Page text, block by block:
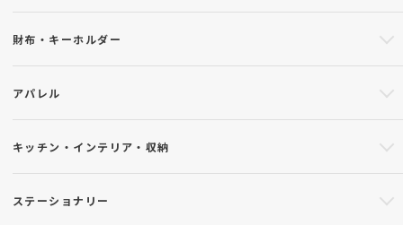
財布・キーホルダー
アパレル
キッチン・インテリア・収納
ステーショナリー